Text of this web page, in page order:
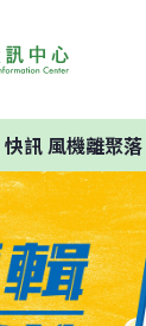
快訊風機離聚落